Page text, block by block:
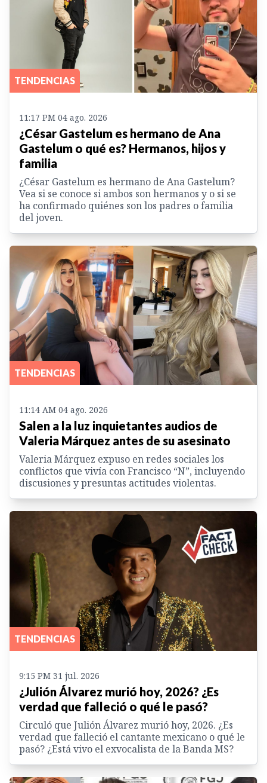
TENDENCIAS
11:17 PM 04 ago. 2026
¿César Gastelum es hermano de Ana
Gastelum o qué es? Hermanos, hijos y
familia
¿César Gastelum es hermano de Ana Gastelum?
Vea si se conoce si ambos son hermanos y o si se
ha confirmado quiénes son los padres o familia
del joven.
TENDENCIAS
11:14 AM 04 ago. 2026
Salen a la luz inquietantes audios de
Valeria Márquez antes de su asesinato
Valeria Márquez expuso en redes sociales los
conflictos que vivía con Francisco “N”, incluyendo
discusiones y presuntas actitudes violentas.
TENDENCIAS
9:15 PM 31 jul. 2026
¿Julión Álvarez murió hoy, 2026? ¿Es
verdad que falleció o qué le pasó?
Circuló que Julión Álvarez murió hoy, 2026. ¿Es
verdad que falleció el cantante mexicano o qué le
pasó? ¿Está vivo el exvocalista de la Banda MS?